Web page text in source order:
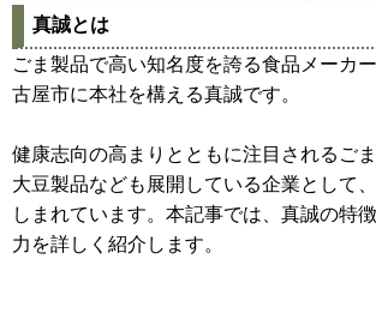
真誠とは
ごま製品で高い知名度を誇る食品メーカ
古屋市に本社を構える真誠です。
健康志向の高まりとともに注目されるごま
大豆製品なども展開している企業として
しまれています。本記事では、真誠の特
力を詳しく紹介します。